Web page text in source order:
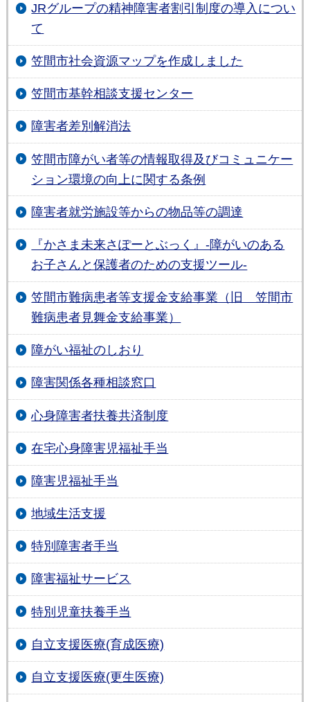
JRグループの精神障害者割引制度の導入につい
て
笠間市社会資源マップを作成しました
笠間市基幹相談支援センター
障害者差別解消法
笠間市障がい者等の情報取得及びコミュニケー
ション環境の向上に関する条例
障害者就労施設等からの物品等の調達
『かさま未来さぽーとぶっく』‐障がいのある
お子さんと保護者のための支援ツール‐
笠間市難病患者等支援金支給事業（旧 笠間市
難病患者見舞金支給事業）
障がい福祉のしおり
障害関係各種相談窓口
心身障害者扶養共済制度
在宅心身障害児福祉手当
障害児福祉手当
地域生活支援
特別障害者手当
障害福祉サービス
特別児童扶養手当
自立支援医療(育成医療)
自立支援医療(更生医療)